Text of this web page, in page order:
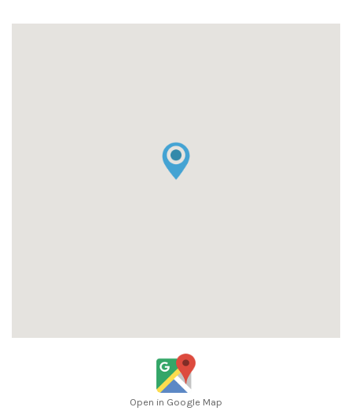
Open in Google Map